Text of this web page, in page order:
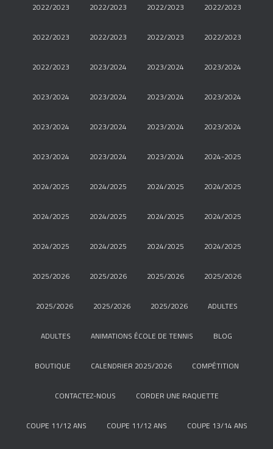
2022/2023 2022/2023 2022/2023 2022/2023
2022/2023 2022/2023 2022/2023 2022/2023
2022/2023 2023/2024 2023/2024 2023/2024
2023/2024 2023/2024 2023/2024 2023/2024
2023/2024 2023/2024 2023/2024 2023/2024
2023/2024 2023/2024 2023/2024 2024-2025
2024/2025 2024/2025 2024/2025 2024/2025
2024/2025 2024/2025 2024/2025 2024/2025
2024/2025 2024/2025 2024/2025 2024/2025
2025/2026 2025/2026 2025/2026 2025/2026
2025/2026 2025/2026 2025/2026 ADULTES
ADULTES ANIMATIONS ÉCOLE DE TENNIS BLOG
BOUTIQUE CALENDRIER 2025/2026 COMPÉTITION
CONTACTEZ-NOUS CORDER UNE RAQUETTE
COUPE 11/12 ANS COUPE 11/12 ANS COUPE 13/14 ANS